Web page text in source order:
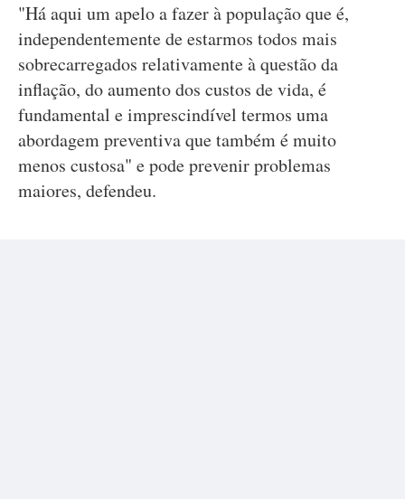
"Há aqui um apelo a fazer à população que é,
independentemente de estarmos todos mais
sobrecarregados relativamente à questão da
inflação, do aumento dos custos de vida, é
fundamental e imprescindível termos uma
abordagem preventiva que também é muito
menos custosa" e pode prevenir problemas
maiores, defendeu.